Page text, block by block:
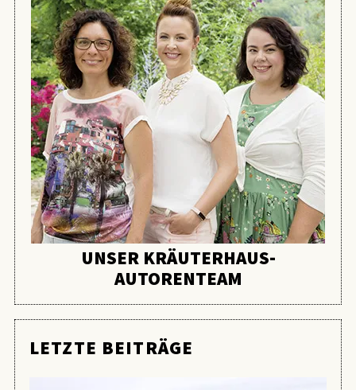
UNSER KRÄUTERHAUS-
AUTORENTEAM
LETZTE BEITRÄGE